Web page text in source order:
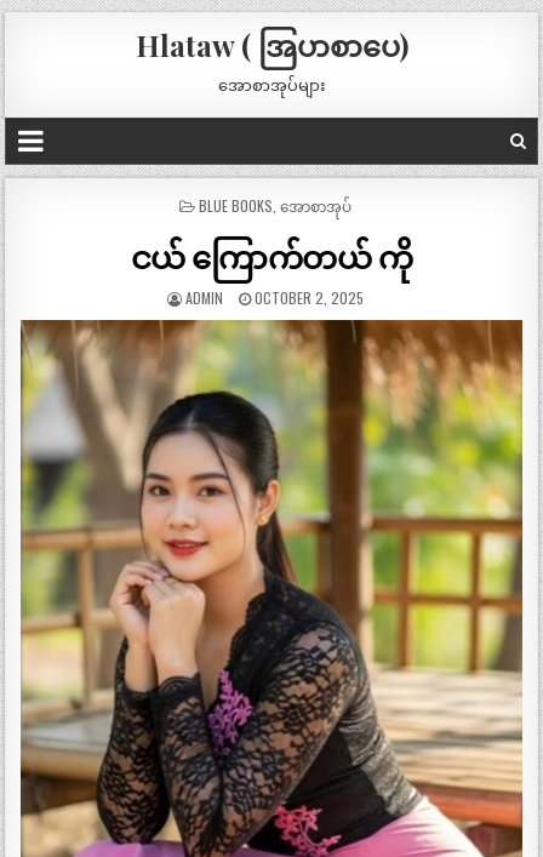
Hlataw ( အြပာစာပေ)
အောစာအုပ်များ
POSTED
BLUE BOOKS အောစာအုပ်
ငယ် ကြောက်တယ် ကို
ADMIN OCTOBER 2, 2025